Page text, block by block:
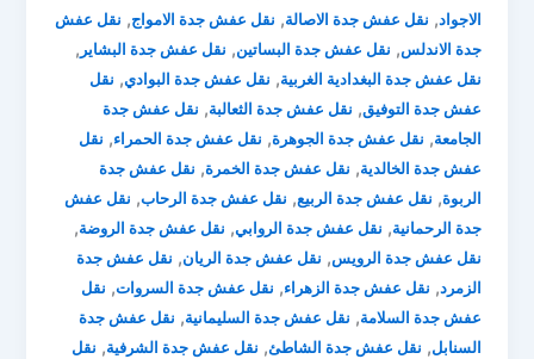
الاجواد, نقل عفش جدة الاصالة, نقل عفش جدة الامواج, نقل عفش
جدة الاندلس, نقل عفش جدة البساتين, نقل عفش جدة البشاير ,
نقل عفش جدة البغدادية الغربية, نقل عفش جدة البوادي, نقل
عفش جدة التوفيق, نقل عفش جدة الثعالبة, نقل عفش جدة
الجامعة, نقل عفش جدة الجوهرة, نقل عفش جدة الحمراء, نقل
عفش جدة الخالدية, نقل عفش جدة الخمرة, نقل عفش جدة
الربوة, نقل عفش جدة الربيع, نقل عفش جدة الرحاب, نقل عفش
جدة الرحمانية, نقل عفش جدة الروابي, نقل عفش جدة الروضة,
نقل عفش جدة الرويس, نقل عفش جدة الريان, نقل عفش جدة
الزمرد, نقل عفش جدة الزهراء, نقل عفش جدة السروات, نقل
عفش جدة السلامة, نقل عفش جدة السليمانية, نقل عفش جدة
السنابل, نقل عفش جدة الشاطئ, نقل عفش جدة الشرفية, نقل